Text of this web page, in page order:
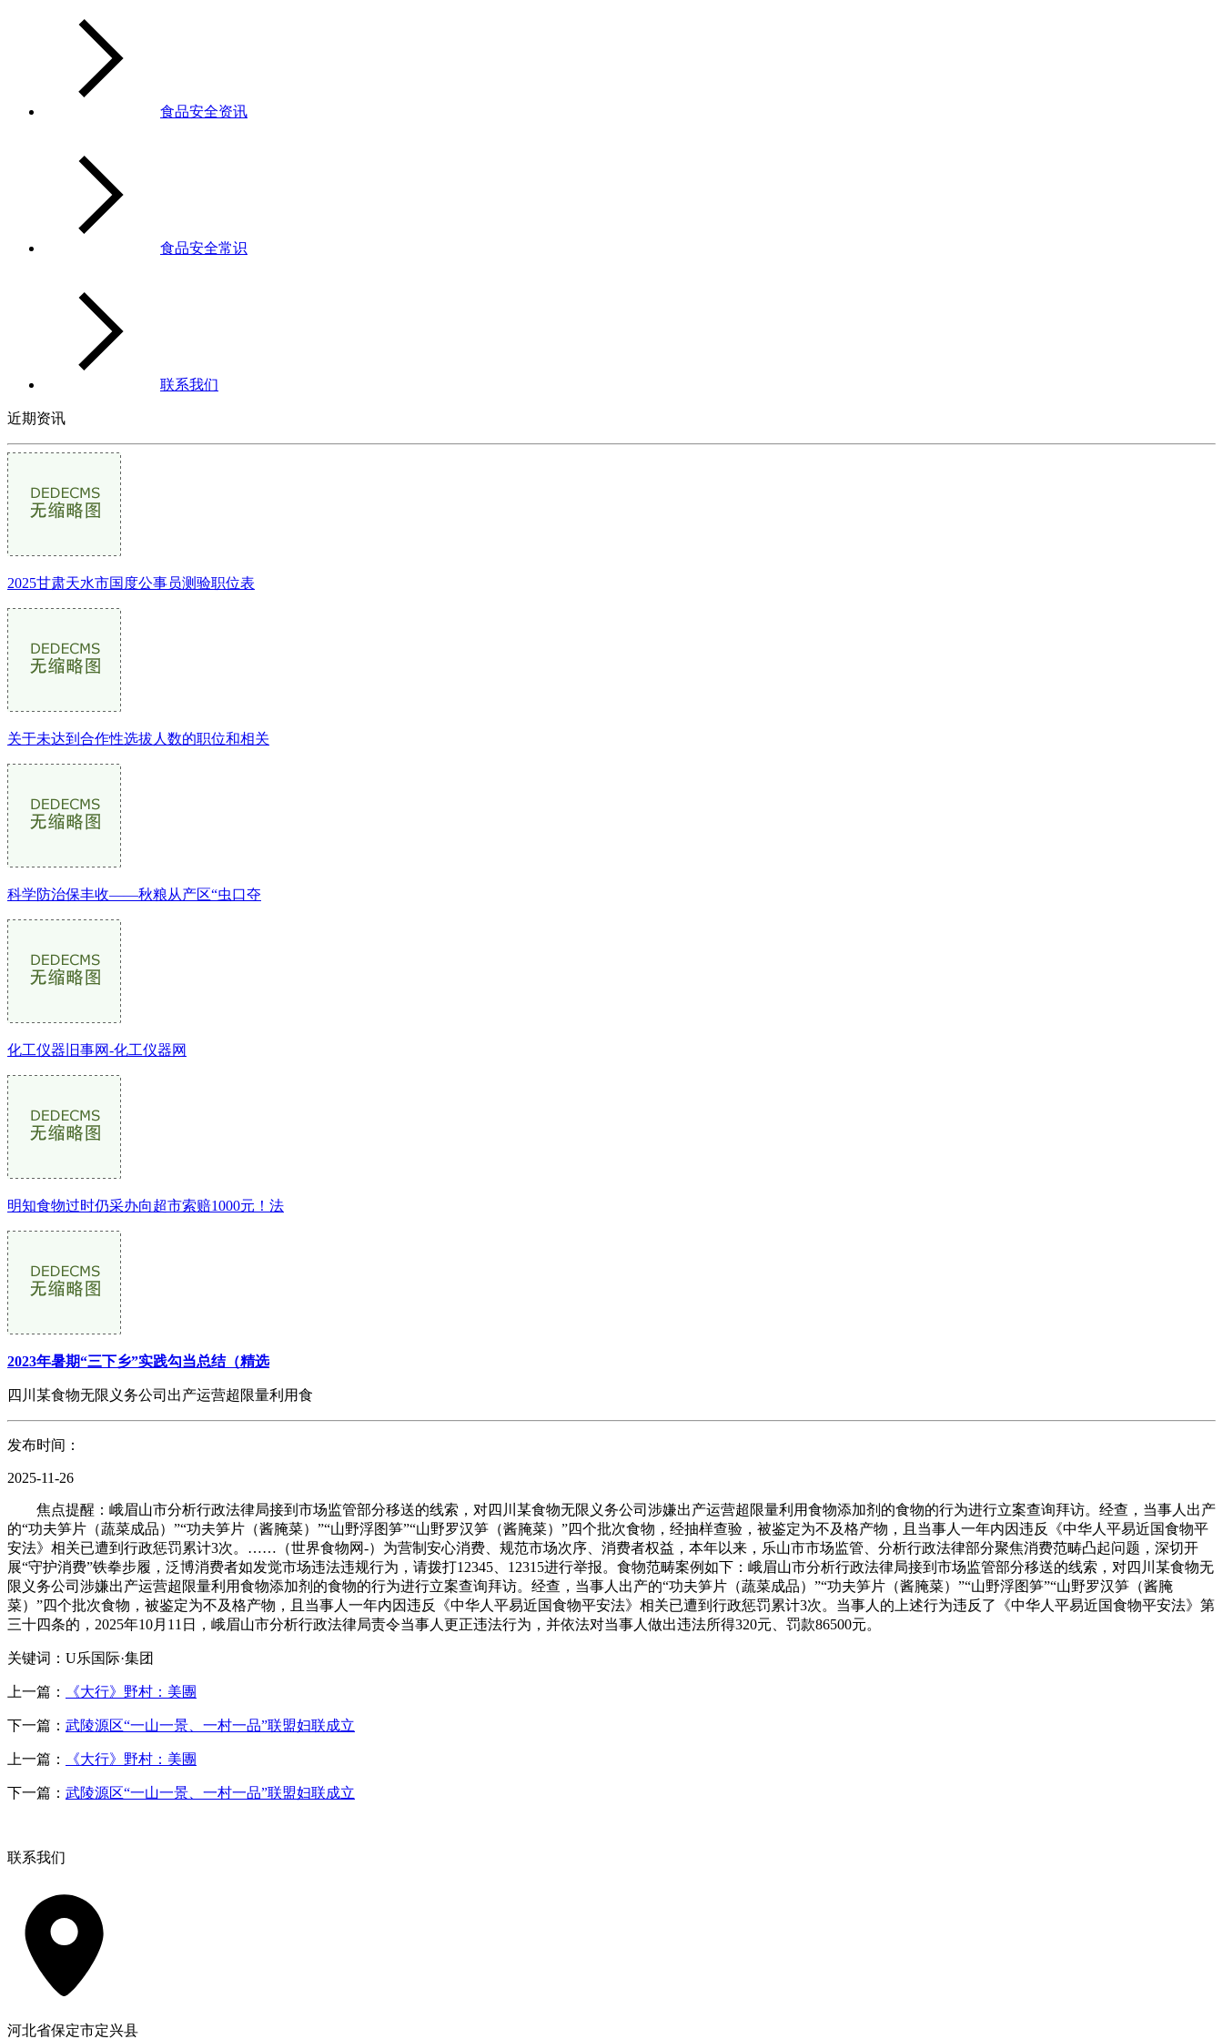
食品安全资讯
食品安全常识
联系我们
近期资讯
2025甘肃天水市国度公事员测验职位表
关于未达到合作性选拔人数的职位和相关
科学防治保丰收——秋粮从产区“虫口夺
化工仪器旧事网-化工仪器网
明知食物过时仍采办向超市索赔1000元！法
2023年暑期“三下乡”实践勾当总结（精选
四川某食物无限义务公司出产运营超限量利用食
发布时间：
2025-11-26
焦点提醒：峨眉山市分析行政法律局接到市场监管部分移送的线索，对四川某食物无限义务公司涉嫌出产运营超限量利用食物添加剂的食物的行为进行立案查询拜访。经查，当事人出产
的“功夫笋片（蔬菜成品）”“功夫笋片（酱腌菜）”“山野浮图笋”“山野罗汉笋（酱腌菜）”四个批次食物，经抽样查验，被鉴定为不及格产物，且当事人一年内因违反《中华人平易近国食物平
安法》相关已遭到行政惩罚累计3次。……（世界食物网-）为营制安心消费、规范市场次序、消费者权益，本年以来，乐山市市场监管、分析行政法律部分聚焦消费范畴凸起问题，深切开
展“守护消费”铁拳步履，泛博消费者如发觉市场违法违规行为，请拨打12345、12315进行举报。食物范畴案例如下：峨眉山市分析行政法律局接到市场监管部分移送的线索，对四川某食物无
限义务公司涉嫌出产运营超限量利用食物添加剂的食物的行为进行立案查询拜访。经查，当事人出产的“功夫笋片（蔬菜成品）”“功夫笋片（酱腌菜）”“山野浮图笋”“山野罗汉笋（酱腌
菜）”四个批次食物，被鉴定为不及格产物，且当事人一年内因违反《中华人平易近国食物平安法》相关已遭到行政惩罚累计3次。当事人的上述行为违反了《中华人平易近国食物平安法》第
三十四条的，2025年10月11日，峨眉山市分析行政法律局责令当事人更正违法行为，并依法对当事人做出违法所得320元、罚款86500元。
关键词：U乐国际·集团
上一篇： 《大行》野村：美團
下一篇： 武陵源区“一山一景、一村一品”联盟妇联成立
上一篇： 《大行》野村：美團
下一篇： 武陵源区“一山一景、一村一品”联盟妇联成立
联系我们
河北省保定市定兴县